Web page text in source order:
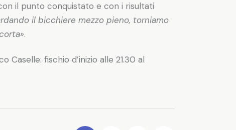
il punto conquistato e con i risultati
il bicchiere mezzo pieno, torniamo
.
fischio d’inizio alle 21.30 al